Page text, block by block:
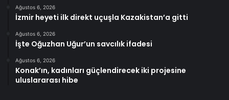
Ağustos 6, 2026
İzmir heyeti ilk direkt uçuşla Kazakistan’a gitti
Ağustos 6, 2026
İşte Oğuzhan Uğur’un savcılık ifadesi
Ağustos 6, 2026
Konak’ın, kadınları güçlendirecek iki projesine
uluslararası hibe